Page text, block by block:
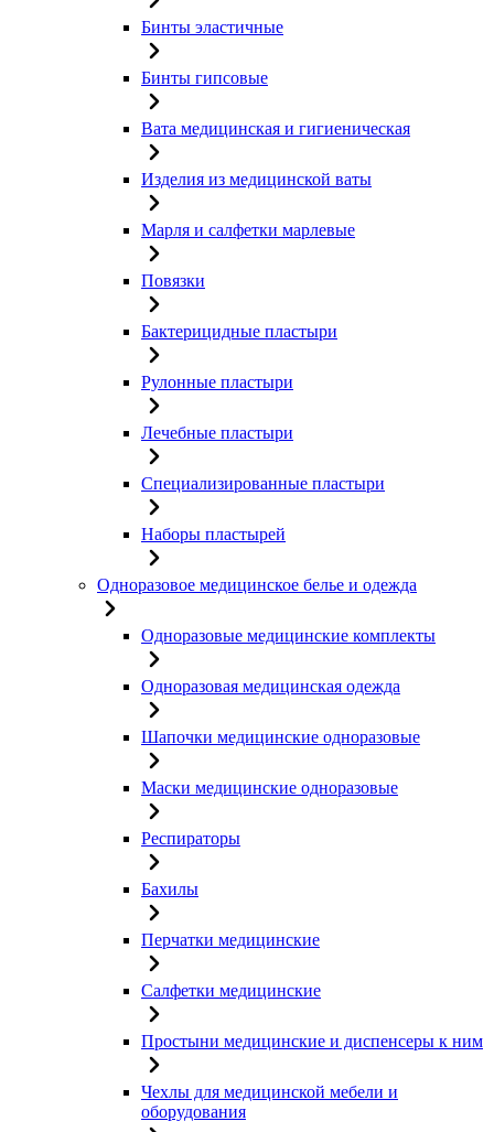
Бинты эластичные
Бинты гипсовые
Вата медицинская и гигиеническая
Изделия из медицинской ваты
Марля и салфетки марлевые
Повязки
Бактерицидные пластыри
Рулонные пластыри
Лечебные пластыри
Специализированные пластыри
Наборы пластырей
Одноразовое медицинское белье и одежда
Одноразовые медицинские комплекты
Одноразовая медицинская одежда
Шапочки медицинские одноразовые
Маски медицинские одноразовые
Респираторы
Бахилы
Перчатки медицинские
Салфетки медицинские
Простыни медицинские и диспенсеры к ним
Чехлы для медицинской мебели и
оборудования